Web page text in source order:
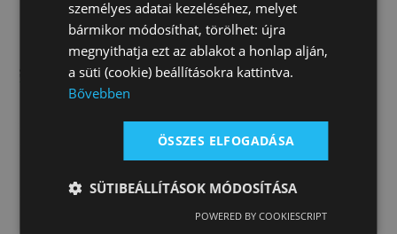
165 240 Ft 148 842 Ft
személyes adatai kezeléséhez, melyet
bármikor módosíthat, törölhet: újra
megnyithatja ezt az ablakot a honlap alján,
a süti (cookie) beállításokra kattintva.
Bővebben
ÖSSZES ELFOGADÁSA
SÜTIBEÁLLÍTÁSOK MÓDOSÍTÁSA
POWERED BY COOKIESCRIPT